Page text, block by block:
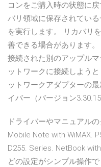
コンをご購入時の状態に
バリ領域に保存されている
を実行します。 リカバリ
善できる場合があります
接続された別のアップル
ットワークに接続しよう
ットワークアダプターの
イバー（バージョン
ドライバーやマニュアル
Mobile Note with WiMAX.
D255. Series. NetBook
どの設定がシンプル操作